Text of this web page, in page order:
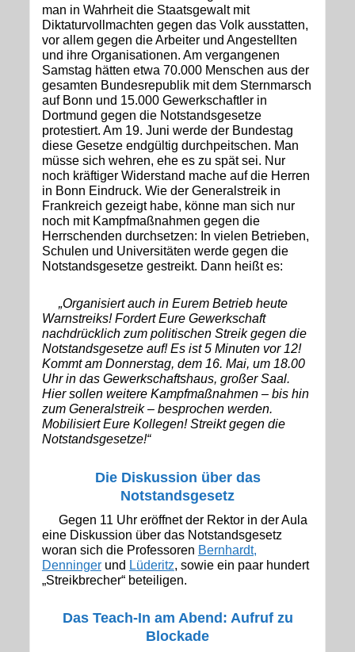
man in Wahrheit die Staatsgewalt mit
Diktaturvollmachten gegen das Volk ausstatten,
vor allem gegen die Arbeiter und Angestellten
und ihre Organisationen. Am vergangenen
Samstag hätten etwa 70.000 Menschen aus der
gesamten Bundesrepublik mit dem Sternmarsch
auf Bonn und 15.000 Gewerkschaftler in
Dortmund gegen die Notstandsgesetze
protestiert. Am 19. Juni werde der Bundestag
diese Gesetze endgültig durchpeitschen. Man
müsse sich wehren, ehe es zu spät sei. Nur
noch kräftiger Widerstand mache auf die Herren
in Bonn Eindruck. Wie der Generalstreik in
Frankreich gezeigt habe, könne man sich nur
noch mit Kampfmaßnahmen gegen die
Herrschenden durchsetzen: In vielen Betrieben,
Schulen und Universitäten werde gegen die
Notstandsgesetze gestreikt. Dann heißt es:
„Organisiert auch in Eurem Betrieb heute
Warnstreiks! Fordert Eure Gewerkschaft
nachdrücklich zum politischen Streik gegen die
Notstandsgesetze auf! Es ist 5 Minuten vor 12!
Kommt am Donnerstag, dem 16. Mai, um 18.00
Uhr in das Gewerkschaftshaus, großer Saal.
Hier sollen weitere Kampfmaßnahmen – bis hin
zum Generalstreik – besprochen werden.
Mobilisiert Eure Kollegen! Streikt gegen die
Notstandsgesetze!“
Die Diskussion über das
Notstandsgesetz
Gegen 11 Uhr eröffnet der Rektor in der Aula
eine Diskussion über das Notstandsgesetz
woran sich die Professoren Bernhardt,
Denningerund Lüderitz , sowie ein paar hundert
„Streikbrecher“ beteiligen.
Das Teach-In am Abend : Aufruf zu
Blockade